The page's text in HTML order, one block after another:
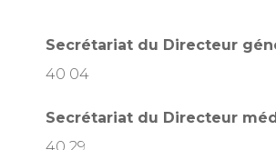
Secrétariat du Directeur
40 04
Secrétariat du Directeur